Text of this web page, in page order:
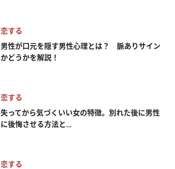
恋する
男性が口元を隠す男性心理とは？ 脈ありサイン
かどうかを解説！
恋する
失ってから気づくいい女の特徴。別れた後に男性
に後悔させる方法と...
恋する